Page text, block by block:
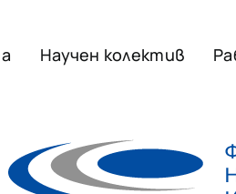
Научен колектив